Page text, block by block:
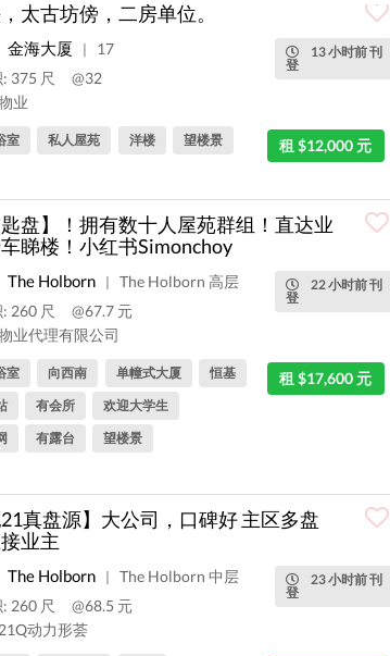
太古坊傍，二房单位。
13 小时前 刊
登
金海大厦 |
17
375 尺
@32
业
租 $12,000 元
室 私人屋苑 洋楼 望楼景
匙盘】！拥有数十人屋苑群组！直达业
睇楼！小红书Simonchoy
22 小时前 刊
登
The Holborn |
The Holborn 高层
260 尺
@67.7 元
业代理有限公司
租 $17,600 元
室 向西南 单幢式大厦
恒基
有会所
欢迎大学生
有露台 望楼景
21真盘源】大公司，口碑好 主区多盘
业主
23 小时前 刊
登
The Holborn |
The Holborn 中层
260 尺
@68.5 元
动力形荟